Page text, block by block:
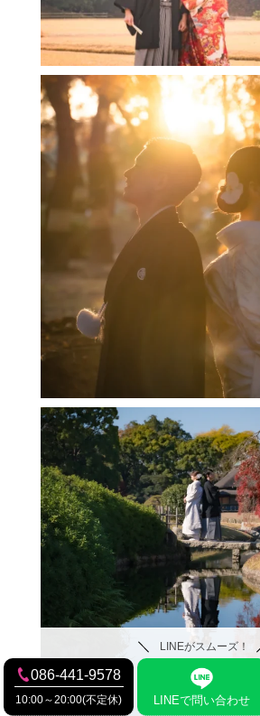
LINEがスムーズ！
086-441-9578
10:00～20:00(不定休) LINEで問い合わせ